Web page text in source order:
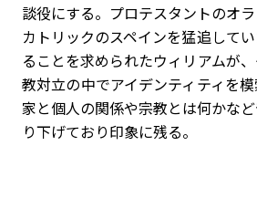
談役にする。プロテスタントのオラ
カトリックのスペインを猛追して
ることを求められたウィリアムが
教対立の中でアイデンティティを
家と個人の関係や宗教とは何かな
り下げており印象に残る。